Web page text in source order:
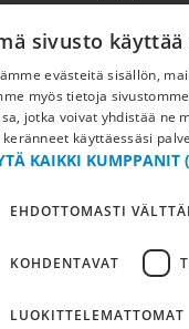
Lisää meistä
Yritystiedot
sivusto käyttää
evästeitä sisällön,
myös tietoja
jotka voivat yhdistää ne
keränneet käyttäessäsi
KAIKKI KUMPPANIT
EHDOTTOMASTI
KOHDENTAVAT
LUOKITTELEMATTOMAT